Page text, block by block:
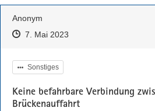
Anonym
Zeitpunkt des Erstellens
Zeitpunkt des Erstellens
7. Mai 2023Zur Äußerung
Kategorie
Sonstiges
Keine befahrbare Verbindung
Brückenauffahrt